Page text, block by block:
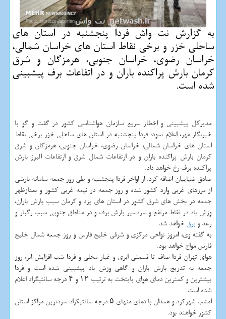
به گزارش نت واش فردا پنجشنبه در استان های
ساحلی خزر و برخی نقاط استان های خراسان شمالی،
خراسان رضوی، خراسان جنوبی، هرمزگان و شرق
كرمان بارش پراكنده باران و در اتفاعات برف پیشبینی
شده است.
مدیركل پیشبینی و اخطار سریع سازمان هواشناسی كشور در گفت و گو با
خبرنگار مهر، اعلام نمود: فردا پنجشنبه در استان های ساحلی خزر برخی نقاط
استان های خراسان شمالی، خراسان رضوی، خراسان جنوبی، هرمزگان و شرق
كرمان بارش پراكنده باران و در ارتفاعات شمال شرق و ارتفاعات البرز بارش
پراكنده برف رخ خواهد داد.
صادق ضیاییان اضافه كرد: از اواخر فردا پنجشنبه و طی روز جمعه سامانه بارشی
از مرزهای غربی وارد كشور شده و روز جمعه در نیمه غربی كشور و بعدازظهر
جمعه در بخش های شرق كشور در استان های یزد و كرمان سبب بارش باران،
وزش باد در نقاط مرتفع و سردسیر بارش برف و در مناطق جنوبی سبب رگبار و
رعد و برق خواهد شد.
به گفته وی، امروز نواحی مركزی و شرقی خلیج فارس و روز جمعه شمال خلیج
فارس مواج خواهد بود.
هوای تهران فردا صاف تا قسمتی ابری و غبار محلی و فردا شب افزایش ابر، روز
جمعه به تدریج بارش باران و گاهی وزش باد پیشبینی شده است و فردا
بیشترین و كمترین دمای هوای پایتخت به ترتیب ۱۲ و ۴ درجه سانتیگراد اعلام
شده است.
امشب شهركرد و همدان با دمای منهای ۵ درجه سانتیگراد سردترین مراكز استان
كشور خواهند بود.